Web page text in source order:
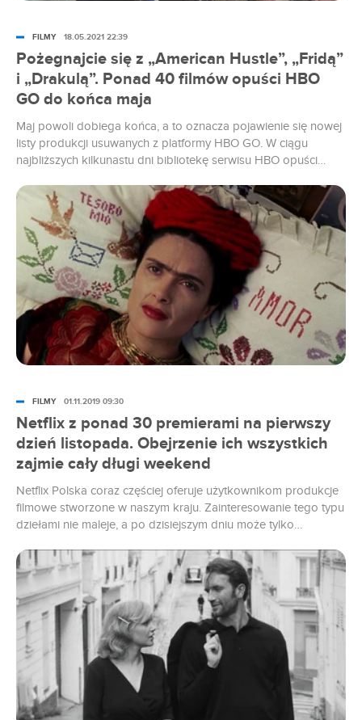
Pożegnajcie się z „American Hustle”, „Fridą”
i „Drakulą”. Ponad 40 filmów opuści HBO
GO do końca maja
Maj powoli dobiega końca, a to oznacza pojawienie się nowej
listy produkcji usuwanych z platformy HBO GO. W ciągu
najbliższych kilkunastu dni bibliotekę serwisu HBO opuści
„American Hustle” czy „Drakula”.
FILMY 18.05.2021 22:39
Netflix z ponad 30 premierami na pierwszy
dzień listopada. Obejrzenie ich wszystkich
zajmie cały długi weekend
Netflix Polska coraz częściej oferuje użytkownikom produkcje
filmowe stworzone w naszym kraju. Zainteresowanie tego typu
dziełami nie maleje, a po dzisiejszym dniu może tylko
trafi „Zimna wojna” Pawła Pawlikowskiego.
FILMY 01.11.2019 09:30